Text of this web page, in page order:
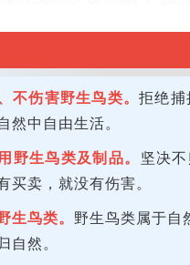
不伤害野生鸟类。拒绝捕
然中自由生活。
野生鸟类及制品。 坚决
买卖，就没有伤害。
生鸟类。 野生鸟类属于自
自然。